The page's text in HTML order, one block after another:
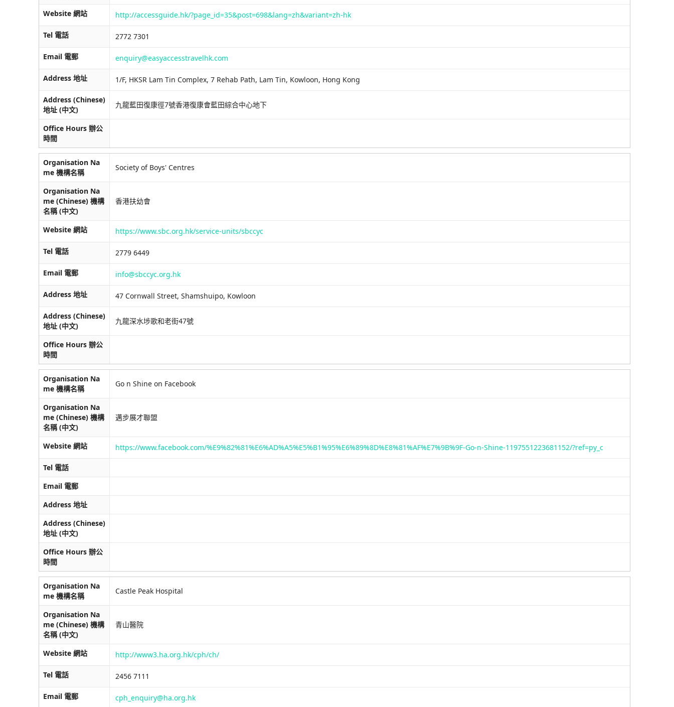
Website 網站 http://accessguide.hk/?page_id=35&post=698&lang=zh&variant=zh-hk
Tel 電話 2772 7301
Email 電郵 enquiry@easyaccesstravelhk.com
Address 地址 1/F, HKSR Lam Tin Complex, 7 Rehab Path, Lam Tin, Kowloon, Hong Kong
Address (Chinese)
地址 (中文)
九龍藍田復康徑7號香港復康會藍田綜合中心地下
Office Hours 辦公
時間
Organisation Na
me 機構名稱
Society of Boys' Centres
Organisation Na
me (Chinese) 機構
名稱 (中文)
香港扶幼會
Website 網站 https://www.sbc.org.hk/service-units/sbccyc
Tel 電話 2779 6449
Email 電郵 info@sbccyc.org.hk
Address 地址 47 Cornwall Street, Shamshuipo, Kowloon
Address (Chinese)
地址 (中文)
九龍深水埗歌和老街47號
Office Hours 辦公
時間
Organisation Na
me 機構名稱
Go n Shine on Facebook
Organisation Na
me (Chinese) 機構
名稱 (中文)
邁步展才聯盟
Website 網站 https://www.facebook.com/%E9%82%81%E6%AD%A5%E5%B1%95%E6%89%8D%E8%81%AF%E7%9B%9F-Go-n-Shine-1197551223681152/?ref=py_c
Tel 電話
Email 電郵
Address 地址
Address (Chinese)
地址 (中文)
Office Hours 辦公
時間
Organisation Na
me 機構名稱
Castle Peak Hospital
Organisation Na
me (Chinese) 機構
名稱 (中文)
青山醫院
Website 網站 http://www3.ha.org.hk/cph/ch/
Tel 電話 2456 7111
Email 電郵 cph_enquiry@ha.org.hk